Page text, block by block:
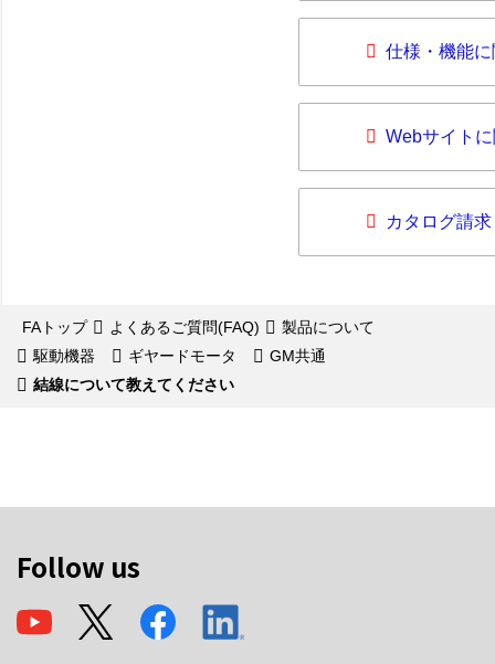
仕様・機能
Webサイト
カタログ請求
FAトップ よくあるご質問(FAQ)
製品について
駆動機器
ギヤードモータ
GM共通
結線について教えてください
Follow us